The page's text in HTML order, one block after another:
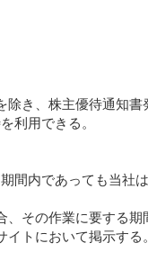
き、株主優待通知書
利用できる。
間内であっても当社
、その作業に要する期
トにおいて掲示する。